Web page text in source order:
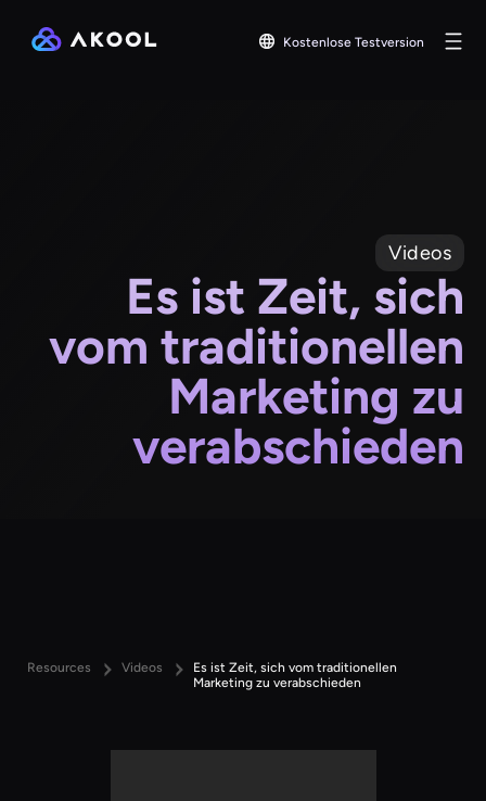
Kostenlose Testversion
Videos
Es ist Zeit, sich
vom traditionellen
Marketing zu
verabschieden
Resources Videos
Es ist Zeit, sich vom traditionellen
Marketing zu verabschieden